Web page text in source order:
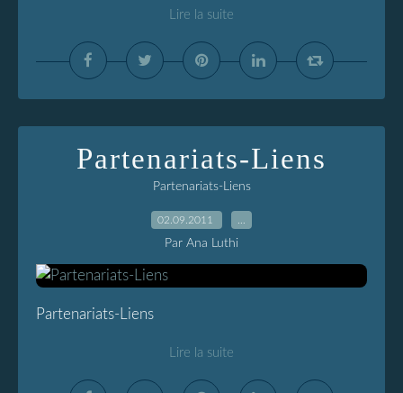
Lire la suite
Partenariats-Liens
Partenariats-Liens
02.09.2011
Par Ana Luthi
Partenariats-Liens
Lire la suite